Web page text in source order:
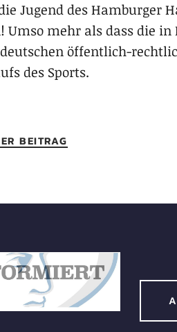
Jugend des
Umso mehr als dass die
öffentlich-
des Sports.
BEITRAG